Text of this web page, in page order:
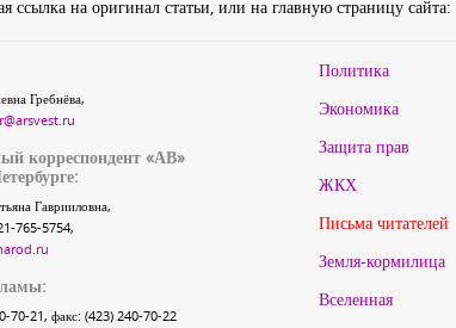
на оригинал статьи, или на главную страницу сайта:
Гребнёва,
корреспондент «АВ»
Гаврииловна,
765-5754,
70-21, факс: (423) 240-70-22
Политика
Экономика
Защита прав
ЖКХ
Письма читателей
Земля-кормилица
Вселенная